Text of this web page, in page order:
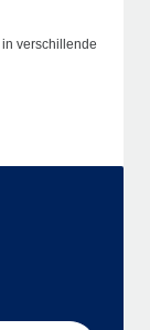
verschillende